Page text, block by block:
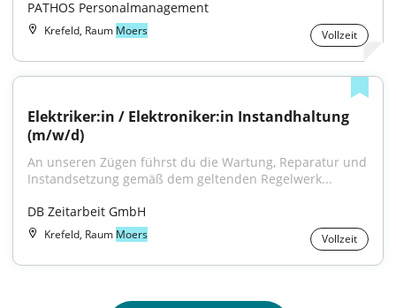
PATHOS Personalmanagement
Krefeld, Raum Moers Vollzeit
Elektriker:in / Elektroniker:in Instandhaltung
(m/w/d)
An unseren Zügen führst du die Wartung, Reparatur und
Instandsetzung gemäß dem geltenden Regelwerk...
DB Zeitarbeit GmbH
Krefeld, Raum Moers Vollzeit